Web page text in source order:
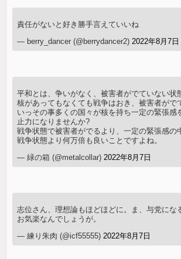
責任がないと好き勝手言えていいね
— berry_dancer (@berrydancer2)2022年8月7日
平和とは、争いがなく、被害者がでていない状
核があってもなくても戦争はおき、被害者がで
いっその事多くの国々が核を持ち一定の緊張感
止力になりませんか?
戦争状態で被害者がでるより、一定の緊張感の
戦争状態より何万倍も良いことですよね。
— 緑の箱 (@metalcollar)2022年8月7日
志位さん、理想論もほどほどに。ま、与党にな
お気楽なんでしょうが。
— 練り朱肉 (@icf55555)2022年8月7日